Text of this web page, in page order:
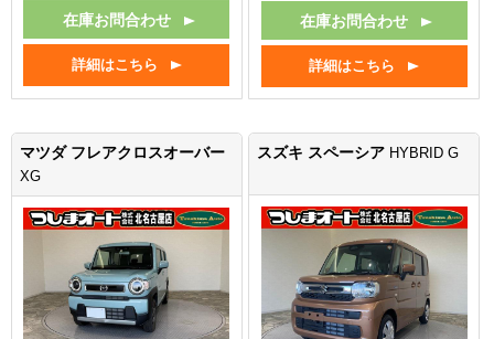
在庫お問合わせ
詳細はこちら
在庫お問合わせ
詳細はこちら
マツダ フレアクロスオーバー
XG
スズキ スペーシア HYBRID G